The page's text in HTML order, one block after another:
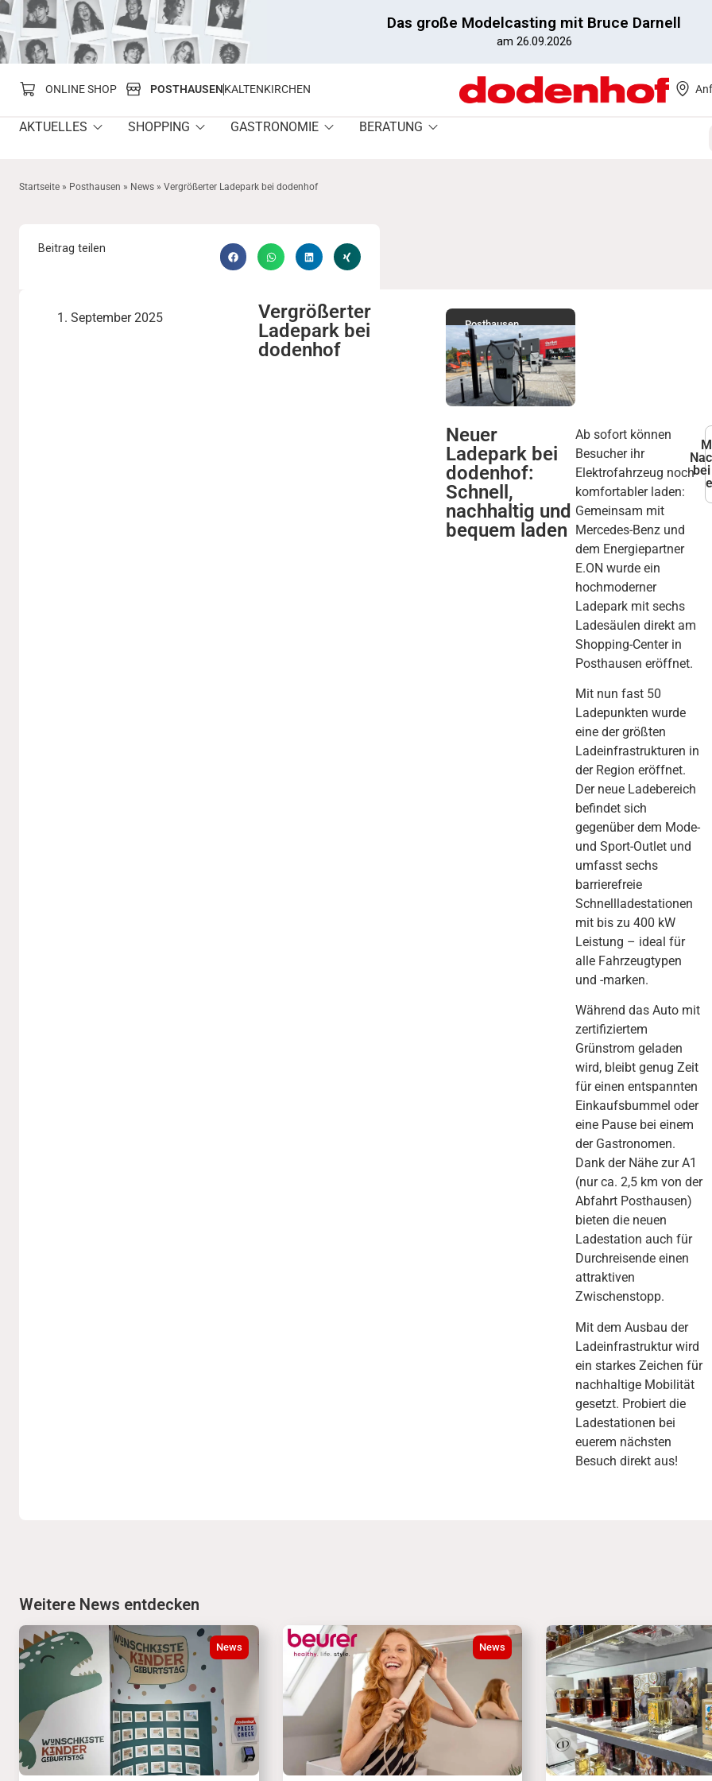
springen
Das große Modelcasting mit Bruce Darnell
am 26.09.2026
ONLINE SHOP POSTHAUSENKALTENKIRCHEN
AKTUELLES SHOPPING GASTRONOMIE BERATUNG
Startseite » Posthausen » News » Vergrößerter Ladepark bei dodenhof
Beitrag teilen
1. September 2025
Vergrößerter
Ladepark bei
dodenhof
Posthausen
Neuer
Ladepark bei
dodenhof:
Schnell,
nachhaltig und
bequem laden
Ab sofort können
Besucher ihr
Elektrofahrzeug noch
komfortabler laden:
Gemeinsam mit
Mercedes-Benz und
dem Energiepartner
E.ON wurde ein
hochmoderner
Ladepark mit sechs
Ladesäulen direkt am
Shopping-Center in
Posthausen eröffnet.
Mit nun fast 50
Ladepunkten wurde
eine der größten
Ladeinfrastrukturen in
der Region eröffnet.
Der neue Ladebereich
befindet sich
gegenüber dem Mode-
und Sport-Outlet und
umfasst sechs
barrierefreie
Schnellladestationen
mit bis zu 400 kW
Leistung – ideal für
alle Fahrzeugtypen
und -marken.
Während das Auto mit
zertifiziertem
Grünstrom geladen
wird, bleibt genug Zeit
für einen entspannten
Einkaufsbummel oder
eine Pause bei einem
der Gastronomen.
Dank der Nähe zur A1
(nur ca. 2,5 km von der
Abfahrt Posthausen)
bieten die neuen
Ladestation auch für
Durchreisende einen
attraktiven
Zwischenstopp.
Mit dem Ausbau der
Ladeinfrastruktur wird
ein starkes Zeichen für
nachhaltige Mobilität
gesetzt. Probiert die
Ladestationen bei
euerem nächsten
Besuch direkt aus!
Weitere News entdecken
News News